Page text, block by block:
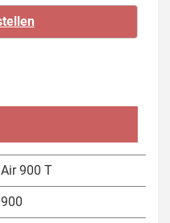
Air 900 T
900